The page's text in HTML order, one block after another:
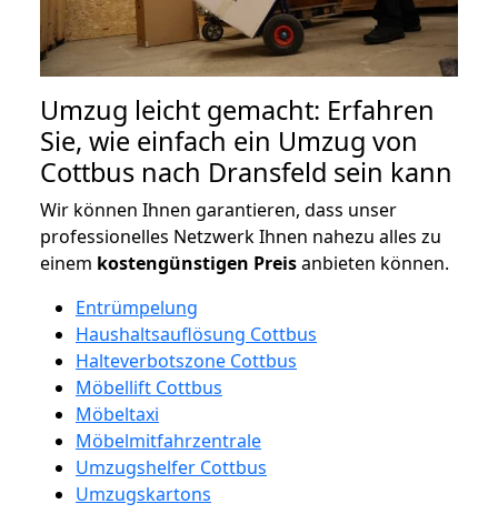
Umzug leicht gemacht: Erfahren
Sie, wie einfach ein Umzug von
Cottbus nach Dransfeld sein kann
Wir können Ihnen garantieren, dass unser
professionelles Netzwerk Ihnen nahezu alles zu
einem kostengünstigen Preisanbieten können.
Entrümpelung
Haushaltsauflösung Cottbus
Halteverbotszone Cottbus
Möbellift Cottbus
Möbeltaxi
Möbelmitfahrzentrale
Umzugshelfer Cottbus
Umzugskartons